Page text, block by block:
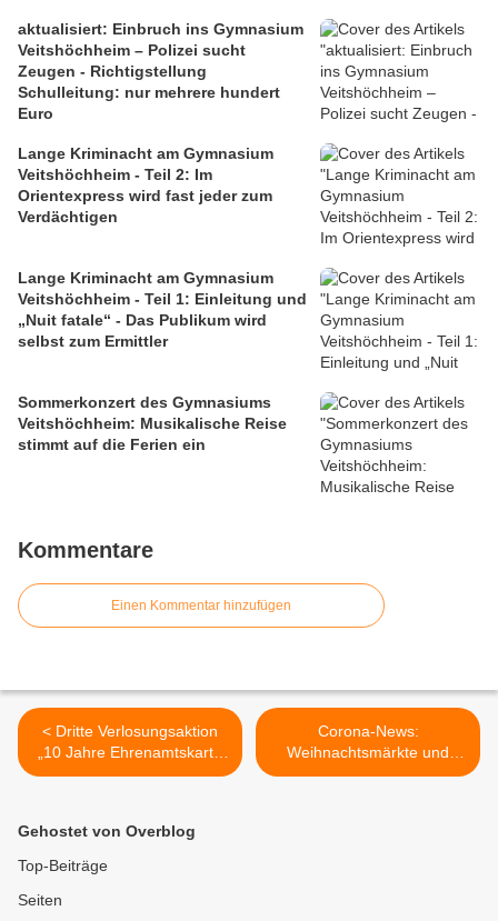
aktualisiert: Einbruch ins Gymnasium
Veitshöchheim – Polizei sucht
Zeugen - Richtigstellung
Schulleitung: nur mehrere hundert
Euro
Lange Kriminacht am Gymnasium
Veitshöchheim - Teil 2: Im
Orientexpress wird fast jeder zum
Verdächtigen
Lange Kriminacht am Gymnasium
Veitshöchheim - Teil 1: Einleitung und
„Nuit fatale“ - Das Publikum wird
selbst zum Ermittler
Sommerkonzert des Gymnasiums
Veitshöchheim: Musikalische Reise
stimmt auf die Ferien ein
Kommentare
Einen Kommentar hinzufügen
< Dritte Verlosungsaktion
„10 Jahre Ehrenamtskarte
im Landkreis Würzburg“ -
Corona-News:
Weihnachtsmärkte und
Volksfeste in Bayern wieder
Gehostet von Overblog
Top-Beiträge
Seiten